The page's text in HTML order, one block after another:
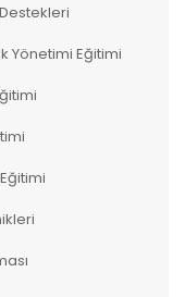
Yönetimi Eğitimi